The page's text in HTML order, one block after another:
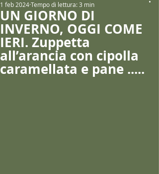
UN GIORNO DI
INVERNO, OGGI COME
IERI. Zuppetta
all’arancia con cipolla
caramellata e pane .....
1 feb 2024Tempo di lettura: 3 min